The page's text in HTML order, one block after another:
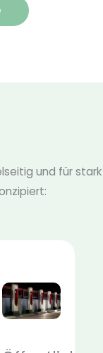
und für stark